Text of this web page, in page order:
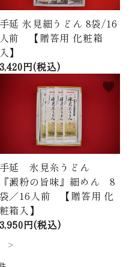
手延 氷見細うどん 8袋/16
人前 【贈答用 化粧箱
入】
3,420円(税込)
手延 氷見糸うどん
『澱粉の旨味』細めん 8
袋／16人前 【贈答用 化
粧箱入】
3,950円(税込)
favorite
>